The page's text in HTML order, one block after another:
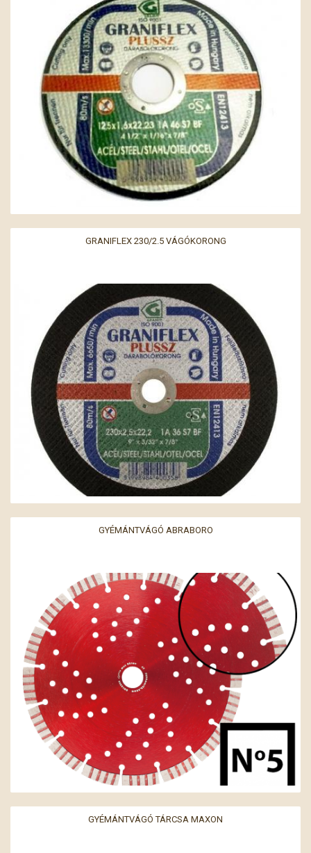
GRANIFLEX 230/2.5 VÁGÓKORONG
GYÉMÁNTVÁGÓ ABRABORO
GYÉMÁNTVÁGÓ TÁRCSA MAXON